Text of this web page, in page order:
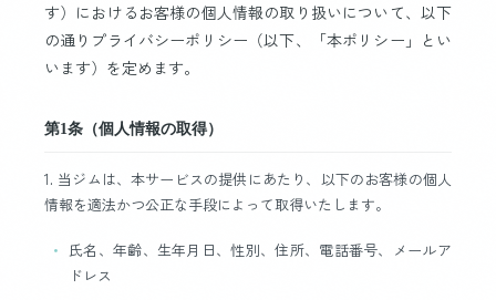
す）におけるお客様の個人情報の取り扱いについて、以下
の通りプライバシーポリシー（以下、「本ポリシー」とい
います）を定めます。
第1条（個人情報の取得）
1. 当ジムは、本サービスの提供にあたり、以下のお客様の個人
情報を適法かつ公正な手段によって取得いたします。
氏名、年齢、生年月日、性別、住所、電話番号、メールア
ドレス